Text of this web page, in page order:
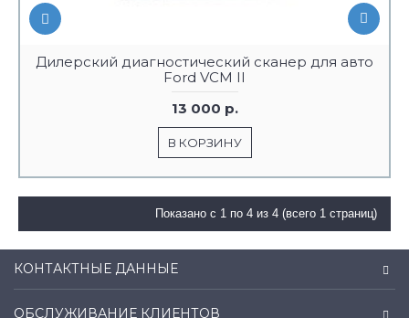
Дилерский диагностический сканер для авто
Ford VCM II
13 000 р.
В КОРЗИНУ
Показано с 1 по 4 из 4 (всего 1 страниц)
КОНТАКТНЫЕ ДАННЫЕ
ОБСЛУЖИВАНИЕ КЛИЕНТОВ